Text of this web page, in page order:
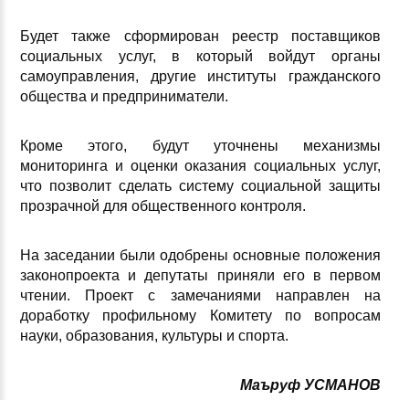
Будет также сформирован реестр поставщиков
социальных услуг, в который войдут органы
самоуправления, другие институты гражданского
общества и предприниматели.
Кроме этого, будут уточнены механизмы
мониторинга и оценки оказания социальных услуг,
что позволит сделать систему социальной защиты
прозрачной для общественного контроля.
На заседании были одобрены основные положения
законопроекта и депутаты приняли его в первом
чтении. Проект с замечаниями направлен на
доработку профильному Комитету по вопросам
науки, образования, культуры и спорта.
Маъруф УСМАНОВ